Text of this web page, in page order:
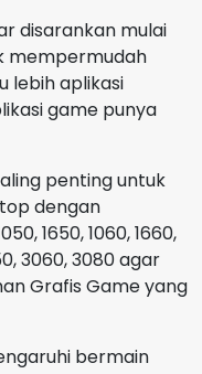
disarankan mulai
mempermudah
lebih aplikasi
game punya
penting untuk
dengan
1650, 1060, 1660,
3060, 3080 agar
Grafis Game yang
bermain